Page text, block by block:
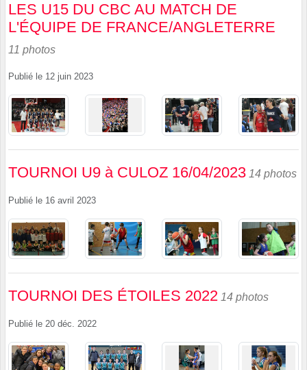
LES U15 DU CBC AU MATCH DE
L'ÉQUIPE DE FRANCE/ANGLETERRE
11 photos
Publié le 12 juin 2023
TOURNOI U9 à CULOZ 16/04/2023 14 photos
Publié le 16 avril 2023
TOURNOI DES ÉTOILES 2022 14 photos
Publié le 20 déc. 2022